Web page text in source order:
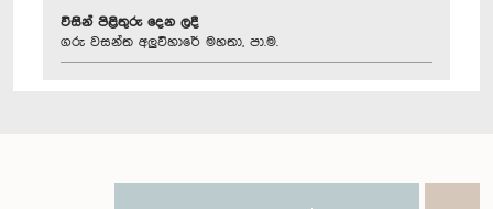
විසින් පිළිතුරු දෙන ලදී
ගරු වසන්ත අලුවිහාරේ මහතා, පා.ම.